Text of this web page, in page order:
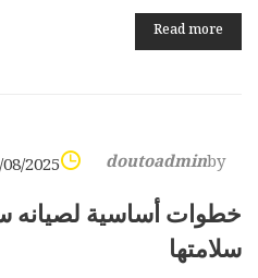
Read more
by
doutoadmin
2025
خطوات أساسية لصيانه
سلامتها